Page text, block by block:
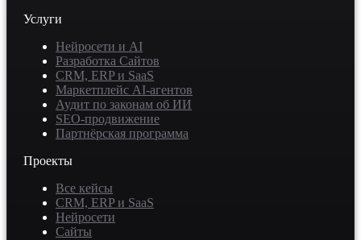
Услуги
Нейросети и AI
Разработка Сайтов
CRM, ERP и SaaS
Маркетплейс AI-агентов
Аудит по законам об ИИ
SEO-продвижение
Партнёрская программа
Проекты
Все кейсы
CRM, ERP и SaaS
Нейросети
Сайты